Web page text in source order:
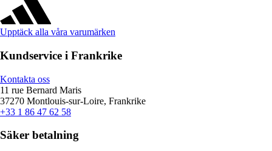
Upptäck alla våra varumärken
Kundservice i Frankrike
Kontakta oss
11 rue Bernard Maris
37270 Montlouis-sur-Loire, Frankrike
+33 1 86 47 62 58
Säker betalning